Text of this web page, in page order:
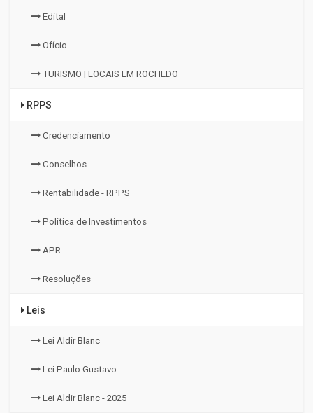
Edital
Ofício
TURISMO | LOCAIS EM ROCHEDO
RPPS
Credenciamento
Conselhos
Rentabilidade - RPPS
Politica de Investimentos
APR
Resoluções
Leis
Lei Aldir Blanc
Lei Paulo Gustavo
Lei Aldir Blanc - 2025